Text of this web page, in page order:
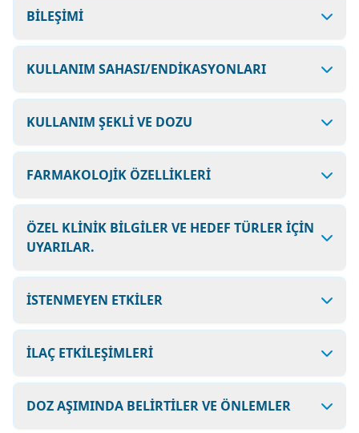
BİLEŞİMİ
KULLANIM SAHASI/ENDİKASYONLARI
KULLANIM ŞEKLİ VE DOZU
FARMAKOLOJİK ÖZELLİKLERİ
ÖZEL KLİNİK BİLGİLER VE HEDEF TÜRLER İÇİN
UYARILAR.
İSTENMEYEN ETKİLER
İLAÇ ETKİLEŞİMLERİ
DOZ AŞIMINDA BELİRTİLER VE ÖNLEMLER